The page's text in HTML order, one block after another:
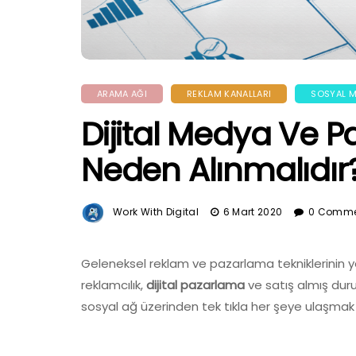
ARAMA AĞI REKLAM KANALLARI SOSYAL
Dijital Medya Ve
Neden
Work With Digital 6 Mart 2020 0
Geleneksel reklam ve pazarlama tekniklerinin
reklamcılık,dijital pazarlamave satış almış
sosyal ağ üzerinden tek tıkla her şeye